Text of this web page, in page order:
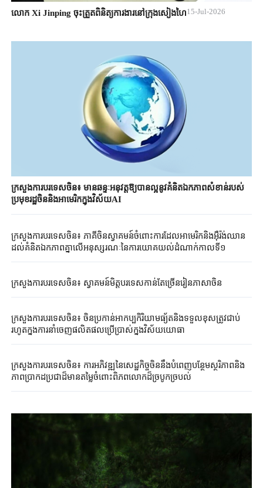
លោក Xi Jinping ចុះត្រួតពិនិត្យការងារនៅក្រុងសៀងហៃ15-Jul-2026
ក្រសួងការបរទេសចិន៖ មានឆន្ទៈអនុវត្តឱ្យបានល្អនូវគំនិតឯកភាពសំខាន់របស់
ប្រមុខរដ្ឋចិននិងអាមេរិកក្នុងវិស័យAI
ក្រសួងការបរទេសចិន៖ ភាគីចិនស្វាគមន៍ចំពោះការដែលអាមេរិកនិងអ៊ឺរ៉ង់ឈាន
ដល់គំនិតឯកភាពគ្នាលើអនុស្សរណៈនៃការយោគយល់ដំណាក់កាលទី១
ក្រសួងការបរទេសចិន៖ ស្វាគមន៍មិត្តបរទេសកាន់តែច្រើនរៀនភាសាចិន
ក្រសួងការបរទេសចិន៖ ចិនប្រកាន់អាកប្បកិរិយាមធ្យ័តនិងទទួលខុសត្រូវជាប់
រហូតក្នុងការនាំចេញផលិតផលប្រើប្រាស់ក្នុងវិស័យយោធា
ក្រសួងការបរទេសចិន៖ ការអភិវឌ្ឍនៃសេដ្ឋកិច្ចចិននឹងបំពេញបន្ថែមស្ថរិភាពនិង
ភាពប្រាកដប្រជាដ៏មានតម្លៃចំពោះពិភពលោកដ៏ច្របូកច្របល់